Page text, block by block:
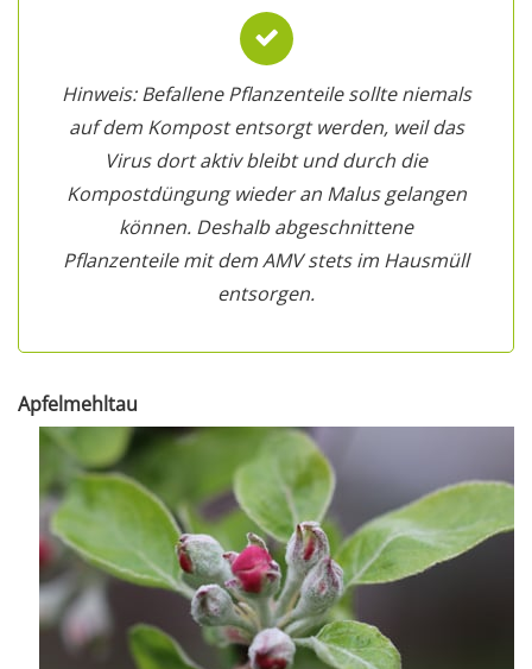
Hinweis: Befallene Pflanzenteile sollte niemals
auf dem Kompost entsorgt werden, weil das
Virus dort aktiv bleibt und durch die
Kompostdüngung wieder an Malus gelangen
können. Deshalb abgeschnittene
Pflanzenteile mit dem AMV stets im Hausmüll
entsorgen.
Apfelmehltau